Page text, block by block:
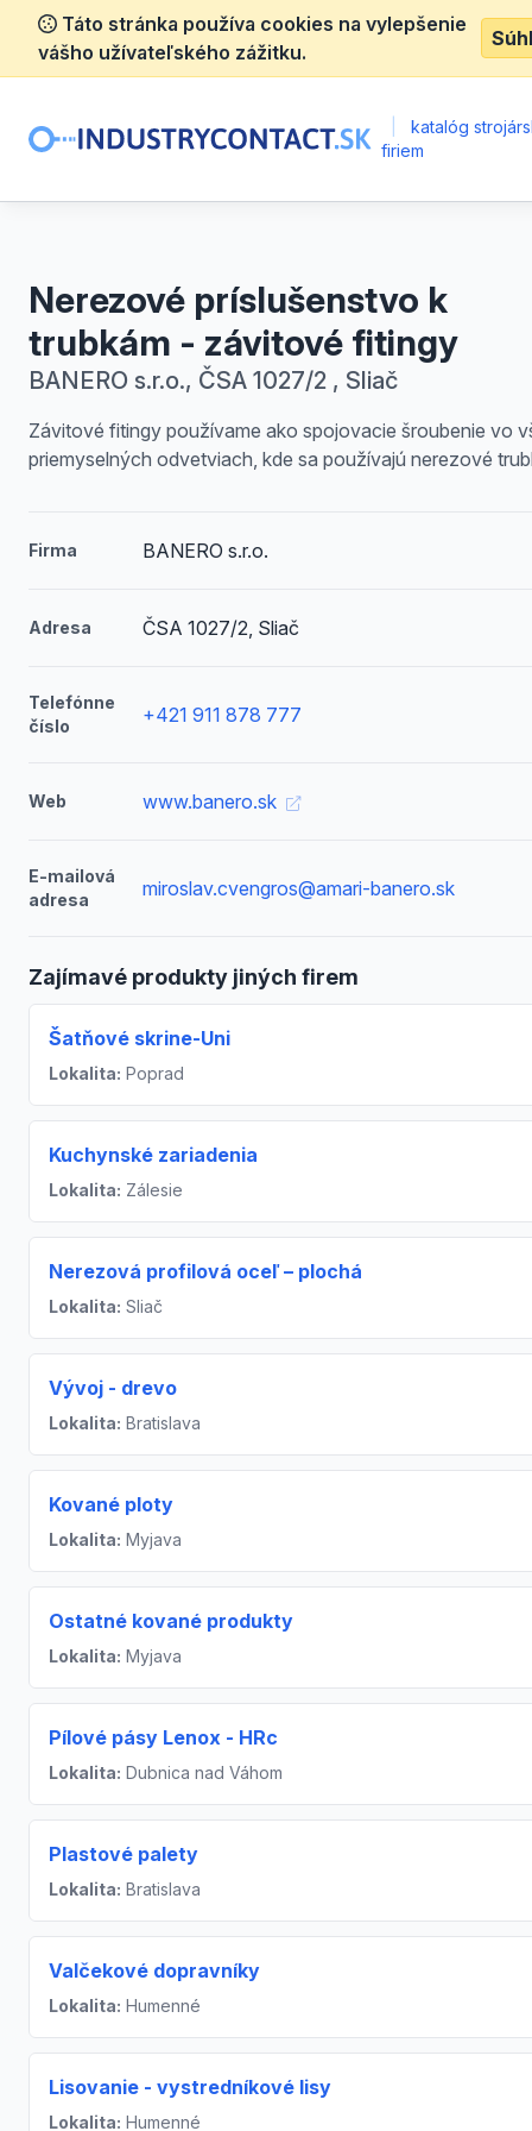
Táto stránka používa cookies na vylepšenie
vášho užívateľského zážitku.
katalóg
firiem
Nerezové príslušenstvo k
trubkám - závitové fitingy
BANERO s.r.o., ČSA 1027/2 , Sliač
Závitové fitingy používame ako spojovacie šroubenie vo
priemyselných odvetviach, kde sa používajú nerezové
Firma BANERO s.r.o.
Adresa ČSA 1027/2, Sliač
Telefónne
číslo
+421 911 878 777
Web www.banero.sk
E-mailová
adresa
miroslav.cvengros@amari-banero.sk
Zajímavé produkty jiných firem
Šatňové skrine-Uni
Lokalita: Poprad
Kuchynské zariadenia
Lokalita: Zálesie
Nerezová profilová oceľ – plochá
Lokalita: Sliač
Vývoj - drevo
Lokalita: Bratislava
Kované ploty
Lokalita: Myjava
Ostatné kované produkty
Lokalita: Myjava
Pílové pásy Lenox - HRc
Lokalita: Dubnica nad Váhom
Plastové palety
Lokalita: Bratislava
Valčekové dopravníky
Lokalita: Humenné
Lisovanie - vystredníkové lisy
Lokalita: Humenné